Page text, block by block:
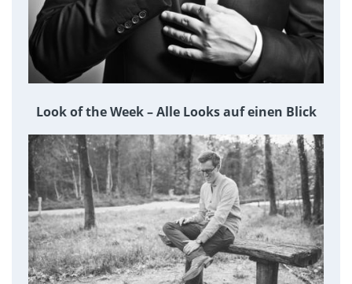
Look of the Week – Alle Looks auf einen Blick